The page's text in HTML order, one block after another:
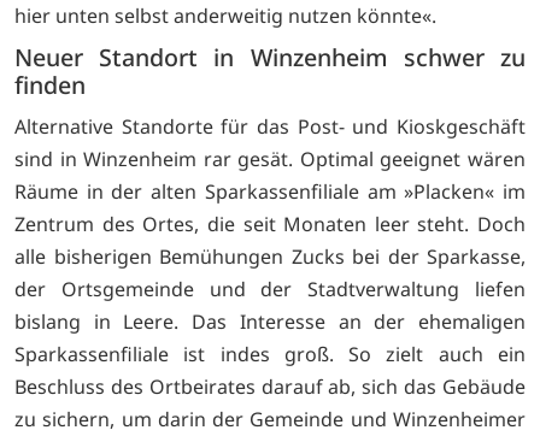
hier unten selbst anderweitig nutzen könnte«.
Neuer Standort in Winzenheim schwer zu
finden
Alternative Standorte für das Post- und Kioskgeschäft
sind in Winzenheim rar gesät. Optimal geeignet wären
Räume in der alten Sparkassenfiliale am »Placken« im
Zentrum des Ortes, die seit Monaten leer steht. Doch
alle bisherigen Bemühungen Zucks bei der Sparkasse,
der Ortsgemeinde und der Stadtverwaltung liefen
bislang in Leere. Das Interesse an der ehemaligen
Sparkassenfiliale ist indes groß. So zielt auch ein
Beschluss des Ortbeirates darauf ab, sich das Gebäude
zu sichern, um darin der Gemeinde und Winzenheimer